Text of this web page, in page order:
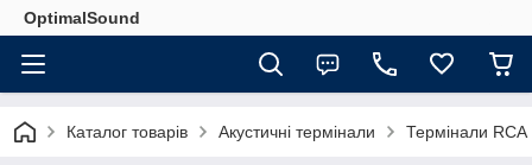
OptimalSound
Каталог товарів Акустичні термінали Термінали RCA